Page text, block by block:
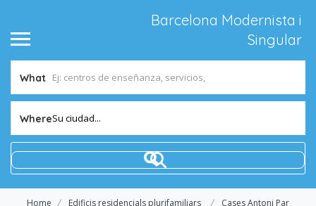
Barcelona Modernista i
Singular
What
WhereSu ciudad...
Home Edificis residencials plurifamiliars Cases Antoni Par